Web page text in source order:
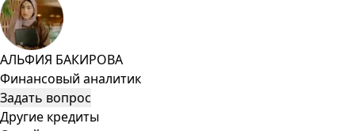
АЛЬФИЯ БАКИРОВА
Финансовый аналитик
Задать вопрос
Другие кредиты